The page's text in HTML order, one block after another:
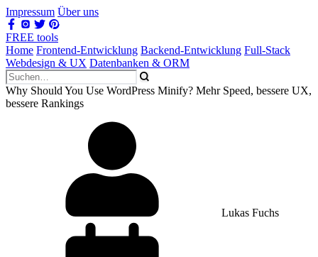
Impressum Über uns
FREE tools
Home Frontend-Entwicklung Backend-Entwicklung Full-Stack
Webdesign & UX Datenbanken & ORM
Why Should You Use WordPress Minify? Mehr Speed, bessere UX,
bessere Rankings
Lukas Fuchs